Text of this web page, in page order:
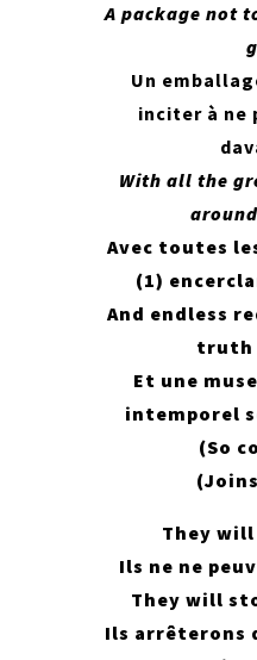
A package not
Un
inciter à ne
With all the
Avec toutes
(1)
And endless
truth
Et une
intemporel
(So
They
Ils ne ne
They will
Ils arrêterons